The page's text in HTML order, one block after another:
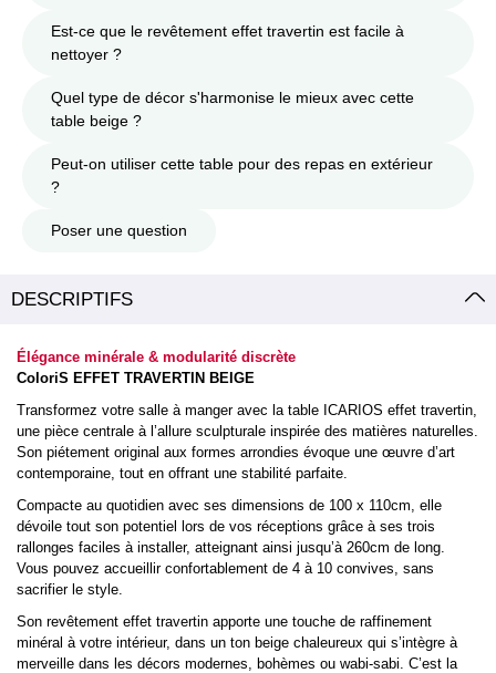
Est-ce que le revêtement effet travertin est facile à
nettoyer ?
Quel type de décor s'harmonise le mieux avec cette
table beige ?
Peut-on utiliser cette table pour des repas en extérieur
?
Poser une question
DESCRIPTIFS
Élégance minérale & modularité discrète
ColoriS EFFET TRAVERTIN BEIGE
Transformez votre salle à manger avec la table ICARIOS effet travertin,
une pièce centrale à l’allure sculpturale inspirée des matières naturelles.
Son piétement original aux formes arrondies évoque une œuvre d’art
contemporaine, tout en offrant une stabilité parfaite.
Compacte au quotidien avec ses dimensions de 100 x 110cm, elle
dévoile tout son potentiel lors de vos réceptions grâce à ses trois
rallonges faciles à installer, atteignant ainsi jusqu’à 260cm de long.
Vous pouvez accueillir confortablement de 4 à 10 convives, sans
sacrifier le style.
Son revêtement effet travertin apporte une touche de raffinement
minéral à votre intérieur, dans un ton beige chaleureux qui s’intègre à
merveille dans les décors modernes, bohèmes ou wabi-sabi. C’est la